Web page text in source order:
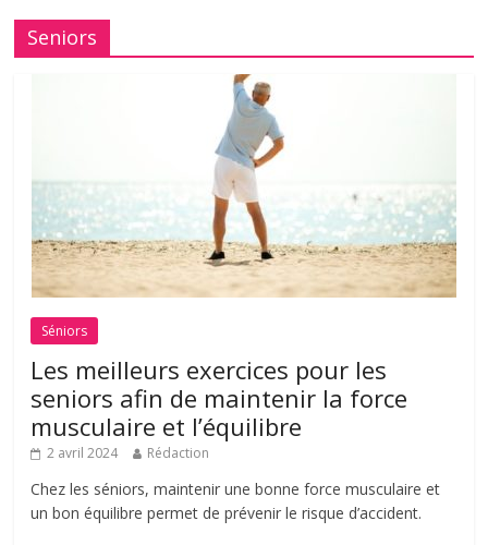
Seniors
Séniors
Les meilleurs exercices pour les
seniors afin de maintenir la force
musculaire et l’équilibre
2 avril 2024 Rédaction
Chez les séniors, maintenir une bonne force musculaire et
un bon équilibre permet de prévenir le risque d’accident.